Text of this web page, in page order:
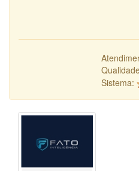
Sistema: